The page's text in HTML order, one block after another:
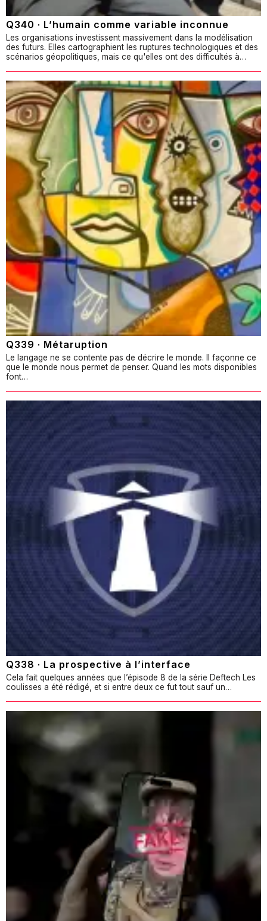
Q340 · L’humain comme variable inconnue
Les organisations investissent massivement dans la modélisation
des futurs. Elles cartographient les ruptures technologiques et des
scénarios géopolitiques, mais ce qu'elles ont des difficultés à…
Q339 · Métaruption
Le langage ne se contente pas de décrire le monde. Il façonne ce
que le monde nous permet de penser. Quand les mots disponibles
font…
Q338 · La prospective à l’interface
Cela fait quelques années que l’épisode 8 de la série Deftech Les
coulisses a été rédigé, et si entre deux ce fut tout sauf un…